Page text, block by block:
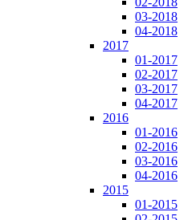
03-2018
04-2018
2017
01-2017
02-2017
03-2017
04-2017
2016
01-2016
02-2016
03-2016
04-2016
2015
01-2015